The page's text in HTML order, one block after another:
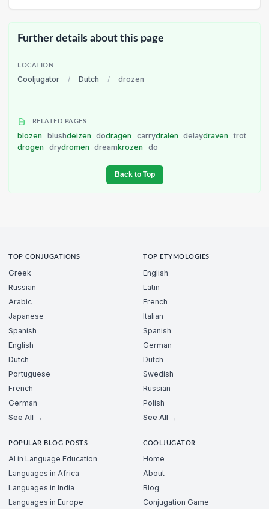
Further details about this page
LOCATION
Cooljugator / Dutch / drozen
RELATED PAGES
blozen blushdeizen dodragen carrydralen delaydraven
trot
drogen
drydromen dreamkrozen do
Back to Top
TOP CONJUGATIONS
Greek
Russian
Arabic
Japanese
Spanish
English
Dutch
Portuguese
French
German
See All →
TOP ETYMOLOGIES
English
Latin
French
Italian
Spanish
German
Dutch
Swedish
Russian
Polish
See All →
POPULAR BLOG POSTS
AI in Language Education
Languages in Africa
Languages in India
Languages in Europe
COOLJUGATOR
Home
About
Blog
Conjugation Game